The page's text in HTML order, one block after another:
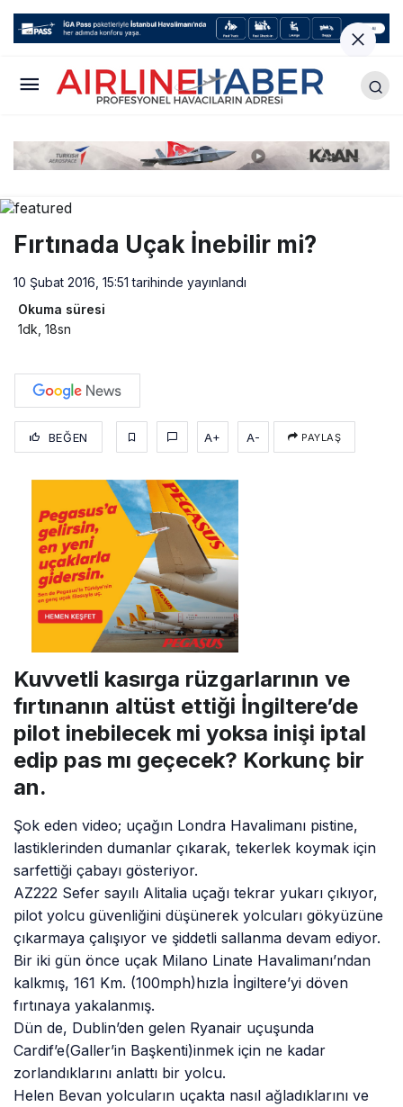
Fırtınada Uçak İnebilir mi?
10 Şubat 2016, 15:51 tarihinde yayınlandı
Okuma süresi
1dk, 18sn
BEĞEN A+ A- PAYLAŞ
Kuvvetli kasırga rüzgarlarının ve
fırtınanın altüst ettiği İngiltere’de
pilot inebilecek mi yoksa inişi iptal
edip pas mı geçecek? Korkunç bir
an.
Şok eden video; uçağın Londra Havalimanı pistine,
lastiklerinden dumanlar çıkarak, tekerlek koymak için
sarfettiği çabayı gösteriyor.
AZ222 Sefer sayılı Alitalia uçağı tekrar yukarı çıkıyor,
pilot yolcu güvenliğini düşünerek yolcuları gökyüzüne
çıkarmaya çalışıyor ve şiddetli sallanma devam ediyor.
Bir iki gün önce uçak Milano Linate Havalimanı’ndan
kalkmış, 161 Km. (100mph)hızla İngiltere’yi döven
fırtınaya yakalanmış.
Dün de, Dublin’den gelen Ryanair uçuşunda
Cardif’e(Galler’in Başkenti)inmek için ne kadar
zorlandıklarını anlattı bir yolcu.
Helen Bevan yolcuların uçakta nasıl ağladıklarını ve